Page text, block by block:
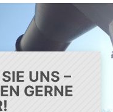
UNS –
GERNE